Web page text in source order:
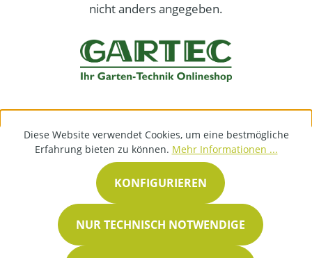
nicht anders angegeben.
Diese Website verwendet Cookies, um eine bestmögliche
Erfahrung bieten zu können. Mehr Informationen ...
NUR TECHNISCH NOTWENDIGE
KONFIGURIEREN